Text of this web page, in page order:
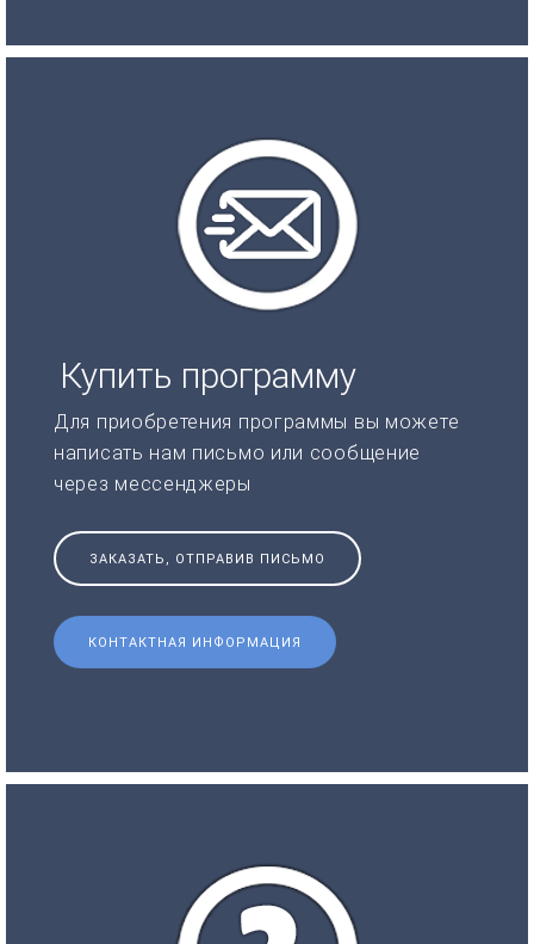
Купить программу
Для приобретения программы вы можете
написать нам письмо или сообщение
через мессенджеры
ЗАКАЗАТЬ, ОТПРАВИВ ПИСЬМО
КОНТАКТНАЯ ИНФОРМАЦИЯ